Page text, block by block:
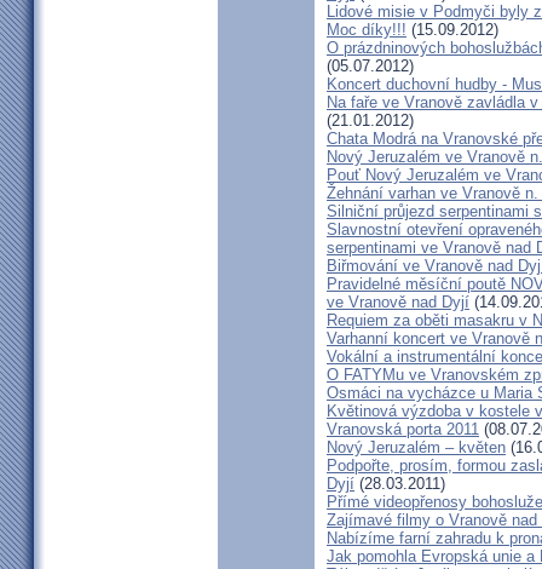
Lidové misie v Podmyči byly
Moc díky!!! (15.09.2012)
O prázdninových
(05.07.2012)
Koncert duchovní hudby -
Na faře ve Vranově zavládla
(21.01.2012)
Chata Modrá na Vranovské
Nový Jeruzalém ve Vranově
Pouť Nový Jeruzalém ve
Žehnání varhan ve Vranově
Silniční průjezd serpentinami
Slavnostní otevření
serpentinami ve Vranově nad
Biřmování ve Vranově nad
Pravidelné měsíční poutě
ve Vranově nad Dyjí
Requiem za oběti masakru v
Varhanní koncert ve Vranově
Vokální a instrumentální
O FATYMu ve Vranovském
Osmáci na vycházce u Maria
Květinová výzdoba v kostele
Vranovská porta 2011
Nový Jeruzalém – květen
Podpořte, prosím, formou
Dyjí (28.03.2011)
Přímé videopřenosy
Zajímavé filmy o Vranově nad
Nabízíme farní zahradu k
Jak pomohla Evropská unie